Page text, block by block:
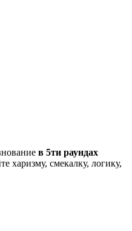
в 5ти раундах
харизму, смекалку, логику,